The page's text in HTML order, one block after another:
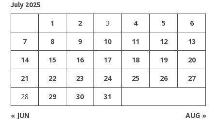
July 2025
1 2 3 4 5
6
7
8 9 10 11 12
13
14
15 16 17 18 19
20
21
22 23 24 25 26
27
28
29 30 31
« JUN AUG »